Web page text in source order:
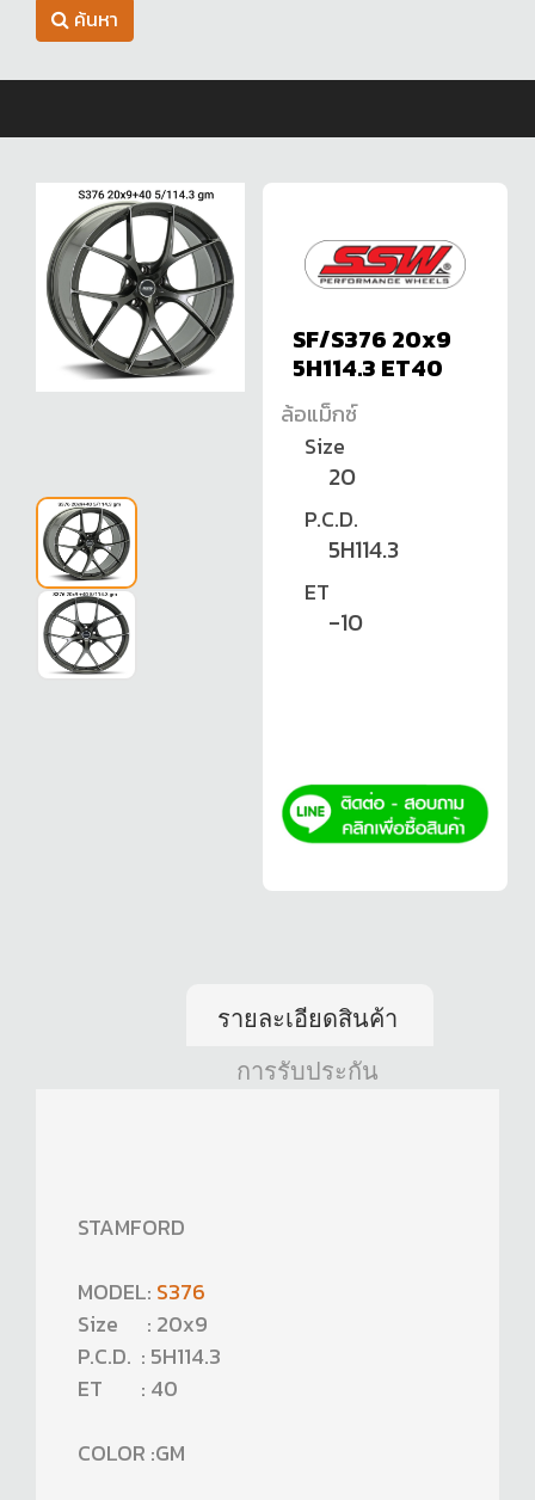
ค้นหา
SF/S376 20x9
5H114.3 ET40
ล้อแม็กซ์
Size
20
P.C.D.
5H114.3
ET
-10
รายละเอียดสินค้า
การรับประกัน
STAMFORD
MODEL: S376
Size : 20x9
P.C.D. : 5H114.3
ET : 40
COLOR :GM